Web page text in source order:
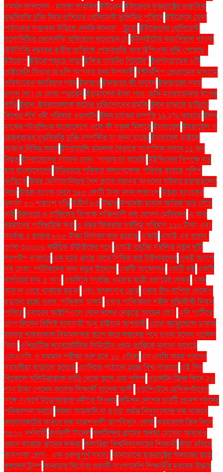
সমর্থন জানালেন - হাদজা লাহবিবইউক্রেনইউক্রেনে যুক্তরাষ্ট্রের প্রস্তাবিত
যুদ্ধবিরতি চুক্তি নিয়ে রাশিয়ার প্রেসিডেন্ট ভ্লাদিমির পুতিনেইউক্রেনে সেনা
পাঠানোর সম্ভাবনা উড়িয়ে দেননি কানাডা - ট্রুডোইউক্রেনের প্রেসিডেন্ট
ভলোদিমির জেলেনস্কি অভিযোগ করেছেন যেইউনাইটেড কমার্শিয়াল ব্যাংক
(ইউসিবি) বছরের তৃতীয় প্রান্তিকে শেয়ারপ্রতি আয় (ইপিএস) বৃদ্ধি পেয়েছে।
ইউরোপইউরোপজুড়ে সাড়াইঙ্গিত ডাউনিং স্ট্রিটের" ইনস্টাগ্রামের ৬টি
প্রাইভেসি ফিচার যেগুলি আপনার জন্য উপকারীইন্টার্নশিপ প্রোগ্রামের মাধ্যমে
ভবিষ্যতের ক্যারিয়ার গঠনইফতারইফতারে কী খাবেনইফতারের সময়
রাসুল (সা.) যে দোয়া পড়তেনইয়ামালের বাঁকা পথে মেসি-ম্যারাডোনার স্বপ্নের
বাড়িইরান: ইসরায়েলকে কঠোর প্রতিশোধের হুমকিইলন মাস্ককে ছাড়িয়ে
বিশ্বের শীর্ষ ধনী পরিবার ওয়ালটনইলন মাস্কের সম্পত্তি ১৯.২% কমেছেইলন
মাস্কের স্টারলিংক বাংলাদেশে এলে কী সুফল মিলবেইসরায়েলইসরায়েল ও
হেজবুল্লাহর যুদ্ধবিরতি চুক্তি সম্পর্কিত যা জানা যাচ্ছেইসরায়েল মাইকে
আজান নিষিদ্ধ করলইসরায়েলি হামলায় বৈরুতে আবাসিক ভবনে ১১ জন
নিহতইসরায়েলের সাবেক সেনা: 'গাজায় যা করেছিউইন্ডিজের বিপক্ষে বড়
হার বাংলাদেশেরউড়িরচরে পরিবার কল্যাণকেন্দ্র পরিণত হয়েছে পুলিশ
ফাঁড়িতেউত্তর মেসিডোনিয়ায় নৈশ ক্লাবে ভয়াবহ আগুনের ঘটনায় হতাহতদের
নিয়েউত্তরা ব্যাংক দেবে ১৪৫ কোটি টাকা নগদ লভ্যাংশউত্তরা ব্যাংকের
মুনাফা ৫০ শতাংশ বৃদ্ধিউত্তীর্ণ ৮৩উদ্ধারউপদেষ্টা হাসান আরিফ আর বেঁচে
নেইউরুগুয়ে ও ব্রাজিলের বিপক্ষে শক্তিশালী দল ঘোষণা মেসিদেরএ আর
রহমানের পারিশ্রমিক কতএ বছর ফিতরার সর্বনিম্ন পরিমাণ ১১০ টাকা এবং
সর্বোচ্চ ২ হাজার ৮০৫ টাকা নির্ধারণ করা হয়েছেএআইএআই এর প্রভাব:
গুগল ৩০০০০ কর্মীকে ছাঁটাইয়ের পথেএআই প্রযুক্তি সম্বলিত নতুন দুটি
ল্যাপটপ বাজারেএক ম্যাচ হাতে রেখে সিরিজ জয় টাইগারদেরএকই অ্যাপে
সব সেবা: পর্যটকদের জন্য নতুন উদ্যোগএকটি আন্দোলনএকটি বইএকটি
বার্গারের দাম ৫ লাখএকদিনে সর্বোচ্চ ওমরাহ যাত্রী প্রবাহের রেকর্ডএখন
আর না খেয়ে থাকতে হয় নাএবং তারুণ্যের দ্রোহএবার চীন-রাশিয়া থেকেও
ছড়ানো হচ্ছে গুজব: শফিকুল আলমএবার পাকিস্তানে শহীদ বুদ্ধিজীবী দিবস
পালিতএবারের আইপিএলে কোন দলের নেতৃত্বে আছেন কে?.এবি পার্টিতে
যোগ দিলেন বিশিষ্ট ব্যবসায়ী আবু রাইয়ান আশয়ারীএয়ার অ্যাম্বুলেন্সে ঢাকার
হজরত শাহজালাল বিমানবন্দর ত্যাগ করে লন্ডনের পথে রওনা হলেন খালেদা
জিয়াএশিয়াটিক ল্যাবরেটরিজ লিমিটেড প্রথম প্রান্তিকে মুনাফা করেছে
এসএসসি ও সমমান পরীক্ষা শুরু হবে ১০ এপ্রিলএসএসসি ফরম পূরণের
সময়সীমা বাড়ানো হয়েছেএ্যানিকে পাঠানো হচ্ছে বিশ্ব সাঁতারেওই দিন
বিকেলে অলিউল্লাহকে বাড়ি থেকে তুলে নেয় পুলিশওয়ালটন ফ্রিজ কিনে ২০
লাখ টাকা পেলেন কলেজ শিক্ষার্থী রাশেদ আলীওয়াশিংটনে হেলিকপ্টারের
সঙ্গে সংঘর্ষে উড়োজাহাজ নদীতে বিধ্বস্তকমিশন দেশের চারটি প্রদেশ গঠনের
পরিকল্পনা করছেকয়লা আমদানি না হওয়া পর্যন্ত বিদ্যুৎকেন্দ্র বন্ধ থাকবে
কয়লাসঙ্কটের কারণে বন্ধ মহেশখালী তাপবিদ্যুৎ কেন্দ্রকরমজলে তিন দিনে
৭৫০০ দর্শনার্থীকর্ণফুলী টানেলকলসিন্দুর গ্রামের অদম্য মেয়েরা আবারও
প্রমাণ করেছে তাদের দক্ষতাকলাম্বিয়া বিশ্ববিদ্যালয়ের শিক্ষার্থীকাঁচা মরিচে
কানপাকা রোগ - এক গুরুত্বপুর্ণ সমস্যাকানাডাকে যুক্তরাষ্ট্রের অঙ্গরাজ্য হতে
বললেন ট্রাম্পকানাডায় নিখোঁজ প্রবাসী বাংলাদেশি শিক্ষার্থীর মরদেহ উদ্ধার